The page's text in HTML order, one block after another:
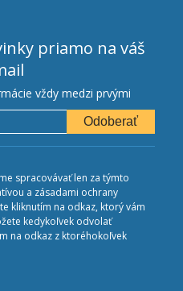
priamo na váš
vždy medzi prvými
Odoberať
spracovávať len za týmto
a zásadami ochrany
kliknutím na odkaz, ktorý vám
kedykoľvek odvolať
na odkaz z ktoréhokoľvek